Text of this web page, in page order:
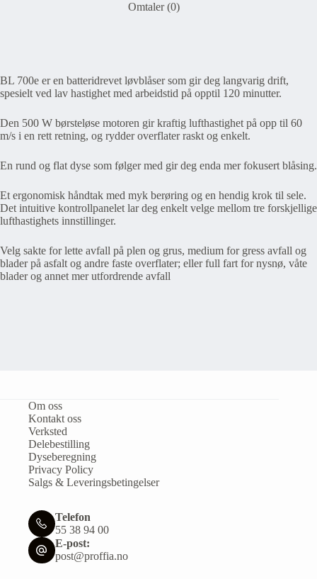
Omtaler (0)
BL 700e er en batteridrevet løvblåser som gir deg langvarig drift,
spesielt ved lav hastighet med arbeidstid på opptil 120 minutter.
Den 500 W børsteløse motoren gir kraftig lufthastighet på opp til 60
m/s i en rett retning, og rydder overflater raskt og enkelt.
En rund og flat dyse som følger med gir deg enda mer fokusert blåsing.
Et ergonomisk håndtak med myk berøring og en hendig krok til sele.
Det intuitive kontrollpanelet lar deg enkelt velge mellom tre forskjellige
lufthastighets innstillinger.
Velg sakte for lette avfall på plen og grus, medium for gress avfall og
blader på asfalt og andre faste overflater; eller full fart for nysnø, våte
blader og annet mer utfordrende avfall
Om oss
Kontakt oss
Verksted
Delebestilling
Dyseberegning
Privacy Policy
Salgs & Leveringsbetingelser
Telefon
55 38 94 00
E-post:
post@proffia.no